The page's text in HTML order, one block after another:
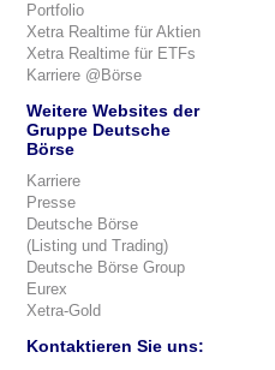
Portfolio
Xetra Realtime für Aktien
Xetra Realtime für ETFs
Karriere @Börse
Weitere Websites der
Gruppe Deutsche
Börse
Karriere
Presse
Deutsche Börse
(Listing und Trading)
Deutsche Börse Group
Eurex
Xetra-Gold
Kontaktieren Sie uns: